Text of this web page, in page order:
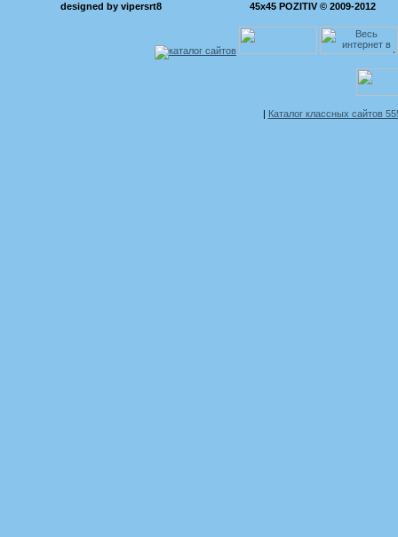
designed by vipersrt8 45x45 POZITIV © 2009-2012
Каталог классных сайтов